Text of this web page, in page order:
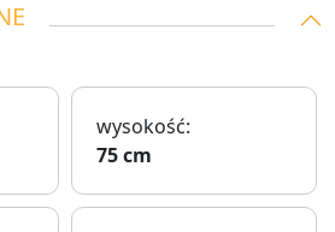
wysokość:
75 cm